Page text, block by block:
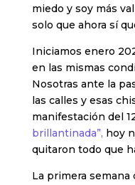
miedo y soy más
solo que ahora sí
Iniciamos enero
en las mismas
Nosotras ante la
las calles y esas
manifestación del
brillantinada”, hoy
quitaron todo que
La primera